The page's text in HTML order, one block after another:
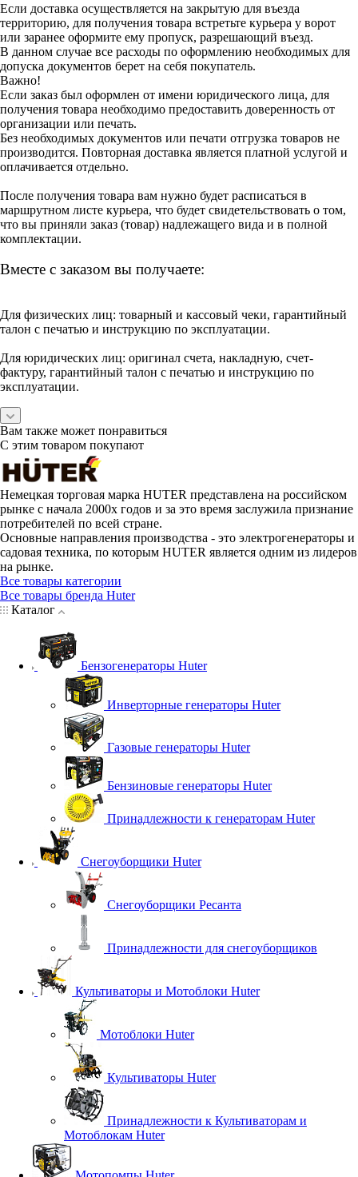
Если доставка осуществляется на закрытую для въезда
территорию, для получения товара встретьте курьера у ворот
или заранее оформите ему пропуск, разрешающий въезд.
В данном случае все расходы по оформлению необходимых для
допуска документов берет на себя покупатель.
Важно!
Если заказ был оформлен от имени юридического лица, для
получения товара необходимо предоставить доверенность от
организации или печать.
Без необходимых документов или печати отгрузка товаров не
производится. Повторная доставка является платной услугой и
оплачивается отдельно.
После получения товара вам нужно будет расписаться в
маршрутном листе курьера, что будет свидетельствовать о том,
что вы приняли заказ (товар) надлежащего вида и в полной
комплектации.
Вместе с заказом вы получаете:
Для физических лиц: товарный и кассовый чеки, гарантийный
талон с печатью и инструкцию по эксплуатации.
Для юридических лиц: оригинал счета, накладную, счет-
фактуру, гарантийный талон с печатью и инструкцию по
эксплуатации.
Вам также может понравиться
С этим товаром покупают
Немецкая торговая марка HUTER представлена на российском
рынке с начала 2000х годов и за это время заслужила признание
потребителей по всей стране.
Основные направления производства - это электрогенераторы и
садовая техника, по которым HUTER является одним из лидеров
на рынке.
Все товары категории
Все товары бренда Huter
Каталог
Бензогенераторы Huter
Инверторные генераторы Huter
Газовые генераторы Huter
Бензиновые генераторы Huter
Принадлежности к генераторам Huter
Снегоуборщики Huter
Снегоуборщики Ресанта
Принадлежности для снегоуборщиков
Культиваторы и Мотоблоки Huter
Мотоблоки Huter
Культиваторы Huter
Принадлежности к Культиваторам и
Мотоблокам Huter